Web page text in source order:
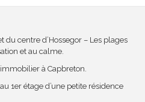
centre d’Hossegor – Les plages
et au calme.
à Capbreton.
1er étage d’une petite résidence